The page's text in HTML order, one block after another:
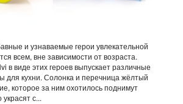
и узнаваемые герои увлекательной
всем, вне зависимости от возраста.
в виде этих героев выпускает различные
для кухни. Солонка и перечница жёлтый
которое за ним охотилось поднимут
с...